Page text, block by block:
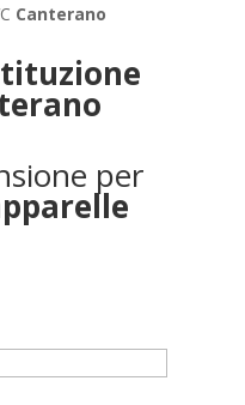
Canterano
per